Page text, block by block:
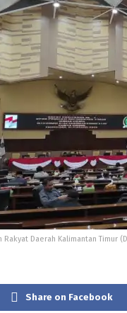
Rakyat Daerah Kalimantan Timur
Share on Facebook